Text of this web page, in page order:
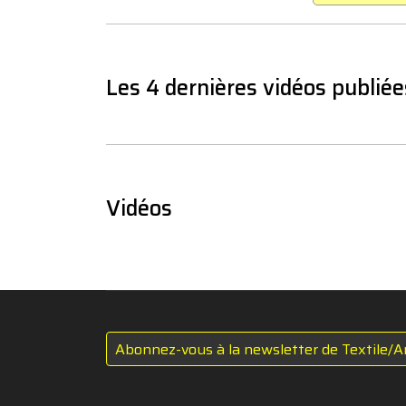
Les 4 dernières vidéos
Vidéos
Abonnez-vous à la newsletter de Textile/